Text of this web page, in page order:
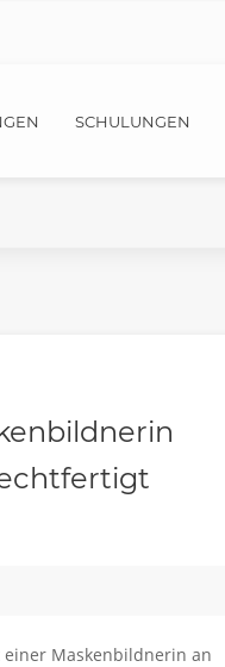
SCHULUNGEN
Maskenbildnerin an